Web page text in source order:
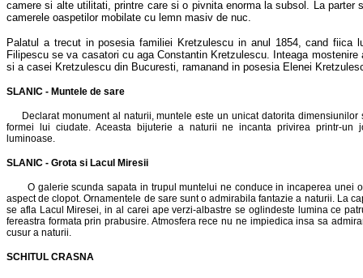
camere si alte utilitati, printre care si o pivnita enorma la subsol. La parter
camerele oaspetilor mobilate cu lemn masiv de nuc.
Palatul a trecut in posesia familiei Kretzulescu in anul 1854, cand fiica
Filipescu se va casatori cu aga Constantin Kretzulescu. Inteaga mostenire
si a casei Kretzulescu din Bucuresti, ramanand in posesia Elenei
SLANIC - Muntele de sare
Declarat monument al naturii, muntele este un unicat datorita dimensiunilor
formei lui ciudate. Aceasta bijuterie a naturii ne incanta privirea printr-un
luminoase.
SLANIC - Grota si Lacul Miresii
O galerie scunda sapata in trupul muntelui ne conduce in incaperea unei
aspect de clopot. Ornamentele de sare sunt o admirabila fantazie a naturii. La
se afla Lacul Miresei, in al carei ape verzi-albastre se oglindeste lumina ce
fereastra formata prin prabusire. Atmosfera rece nu ne impiedica insa sa
cusur a naturii.
SCHITUL CRASNA